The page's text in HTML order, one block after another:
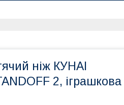
ніж КУНАI
2, іграшкова